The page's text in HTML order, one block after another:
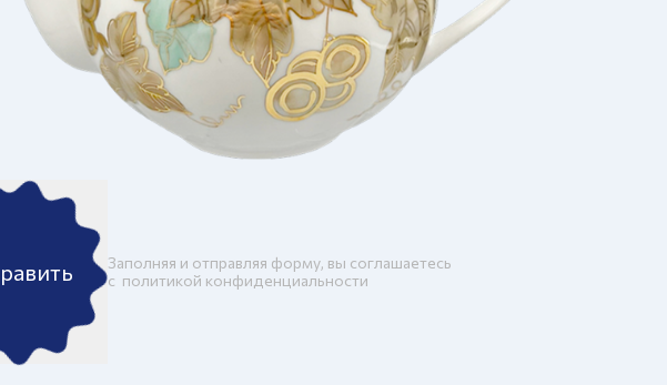
Заполняя и отправляя форму, вы соглашаетесь
c политикой конфиденциальности